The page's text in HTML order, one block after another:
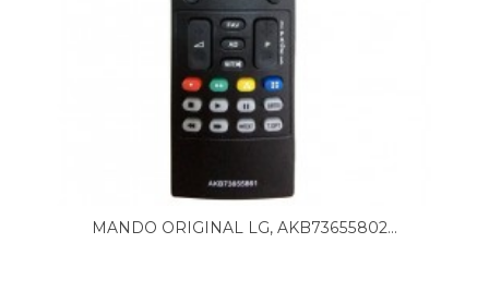
MANDO ORIGINAL LG, AKB73655802...